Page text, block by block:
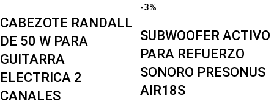
CABEZOTE RANDALL
DE 50 W PARA
GUITARRA
ELECTRICA 2
CANALES
-3%
SUBWOOFER ACTIVO
PARA REFUERZO
SONORO PRESONUS
AIR18S